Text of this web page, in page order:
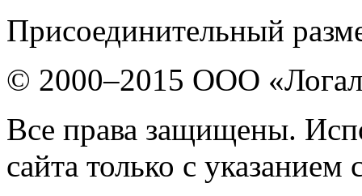
Присоединительный
© 2000–2015 ООО
Все права защищены.
сайта только с